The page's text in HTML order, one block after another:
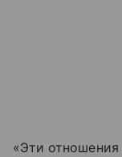
«Эти